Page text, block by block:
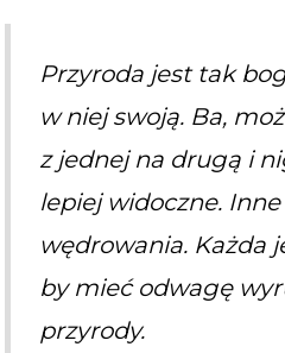
Przyroda jest tak
w niej swoją. Ba,
z jednej na drugą i
lepiej widoczne.
wędrowania. Każda
by mieć odwagę
przyrody.